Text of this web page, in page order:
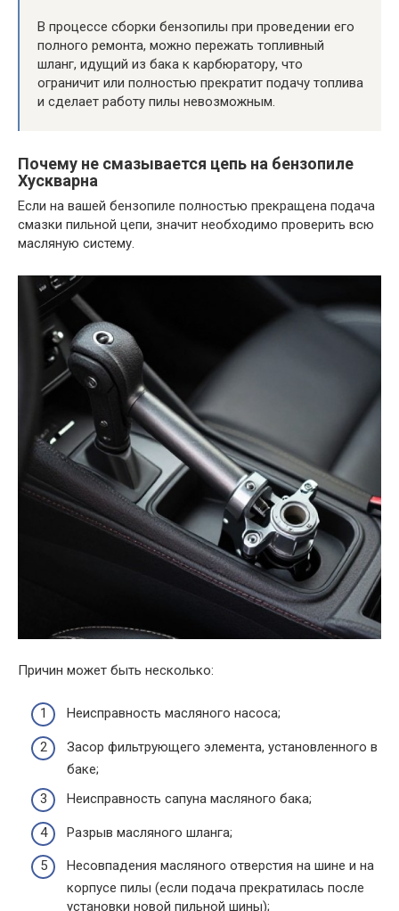
В процессе сборки бензопилы при проведении его
полного ремонта, можно пережать топливный
шланг, идущий из бака к карбюратору, что
ограничит или полностью прекратит подачу топлива
и сделает работу пилы невозможным.
Почему не смазывается цепь на бензопиле
Хускварна
Если на вашей бензопиле полностью прекращена подача
смазки пильной цепи, значит необходимо проверить всю
масляную систему.
Причин может быть несколько:
Неисправность масляного насоса;
Засор фильтрующего элемента, установленного в
баке;
Неисправность сапуна масляного бака;
Разрыв масляного шланга;
Несовпадения масляного отверстия на шине и на
корпусе пилы (если подача прекратилась после
установки новой пильной шины);